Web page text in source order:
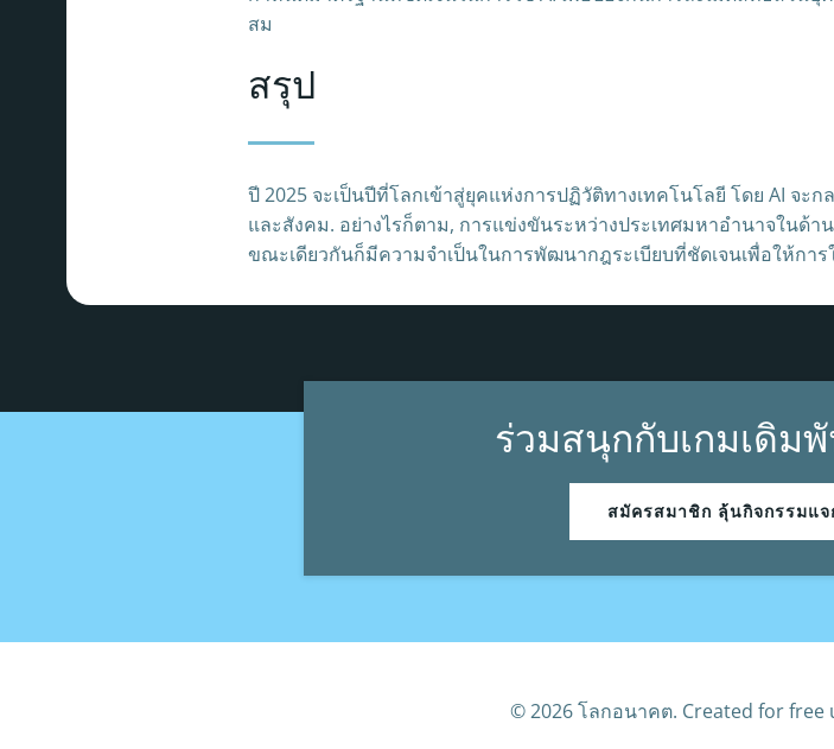
สม
สรุป
ปี 2025 จะเป็นปีที่โลกเข้าสู่ยุคแห่งการปฏิวัติทางเทคโนโลยี โดย AI จะ
และสังคม. อย่างไรก็ตาม, การแข่งขันระหว่างประเทศมหาอำนาจใน
ขณะเดียวกันก็มีความจำเป็นในการพัฒนากฎระเบียบที่ชัดเจนเพื่อให้กา
ร่วมสนุกกับเกมเดิม
สมัครสมาชิก ลุ้นกิจกรรมแ
© 2026 โลกอนาคต. Created for free